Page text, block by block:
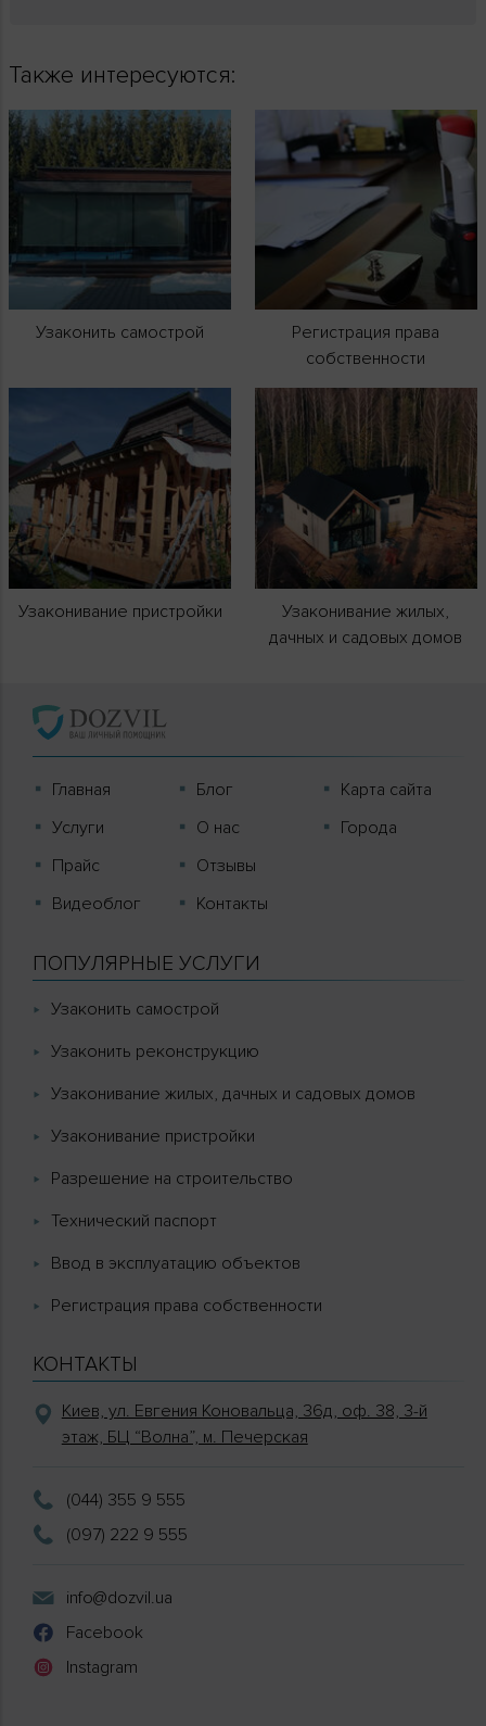
Также интересуются:
Узаконить самострой
Регистрация права
собственности
Узаконивание пристройки
Узаконивание жилых,
дачных и садовых домов
Главная
Услуги
Прайс
Видеоблог
Блог
О нас
Отзывы
Контакты
Карта сайта
Города
ПОПУЛЯРНЫЕ УСЛУГИ
Узаконить самострой
Узаконить реконструкцию
Узаконивание жилых, дачных и садовых домов
Узаконивание пристройки
Разрешение на строительство
Технический паспорт
Ввод в эксплуатацию объектов
Регистрация права собственности
КОНТАКТЫ
Киев, ул. Евгения Коновальца, 36д, оф. 38, 3-й
этаж, БЦ “Волна”, м. Печерская
(044) 355 9 555
(097) 222 9 555
info@dozvil.ua
Facebook
Instagram